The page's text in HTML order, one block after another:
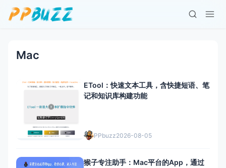
Mac
ETool：快速文本工具，含快捷短语、笔
记和知识库构建功能
PPbuzz2026-08-05
猴子专注助手：Mac平台的App，通过